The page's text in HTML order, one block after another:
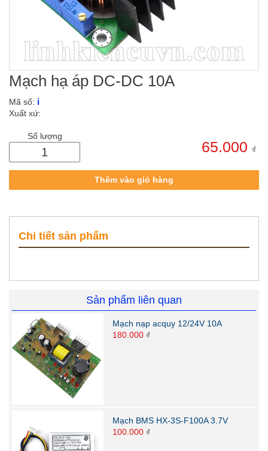
Mạch hạ áp DC-DC 10A
Mã số: i
Xuất xứ:
Số lượng
65.000 ₫
Thêm vào giỏ hàng
Chi tiết sản phẩm
Sản phẩm liên quan
Mạch nạp acquy 12/24V 10A
180.000 ₫
Mạch BMS HX-3S-F100A 3.7V
100.000 ₫